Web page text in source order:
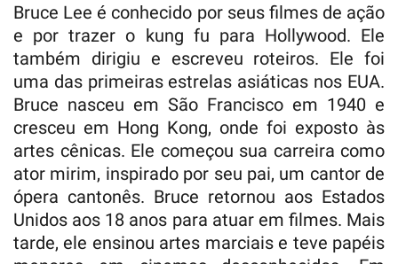
Bruce Lee é conhecido por seus filmes de ação
e por trazer o kung fu para Hollywood. Ele
também dirigiu e escreveu roteiros. Ele foi
uma das primeiras estrelas asiáticas nos EUA.
Bruce nasceu em São Francisco em 1940 e
cresceu em Hong Kong, onde foi exposto às
artes cênicas. Ele começou sua carreira como
ator mirim, inspirado por seu pai, um cantor de
ópera cantonês. Bruce retornou aos Estados
Unidos aos 18 anos para atuar em filmes. Mais
tarde, ele ensinou artes marciais e teve papéis